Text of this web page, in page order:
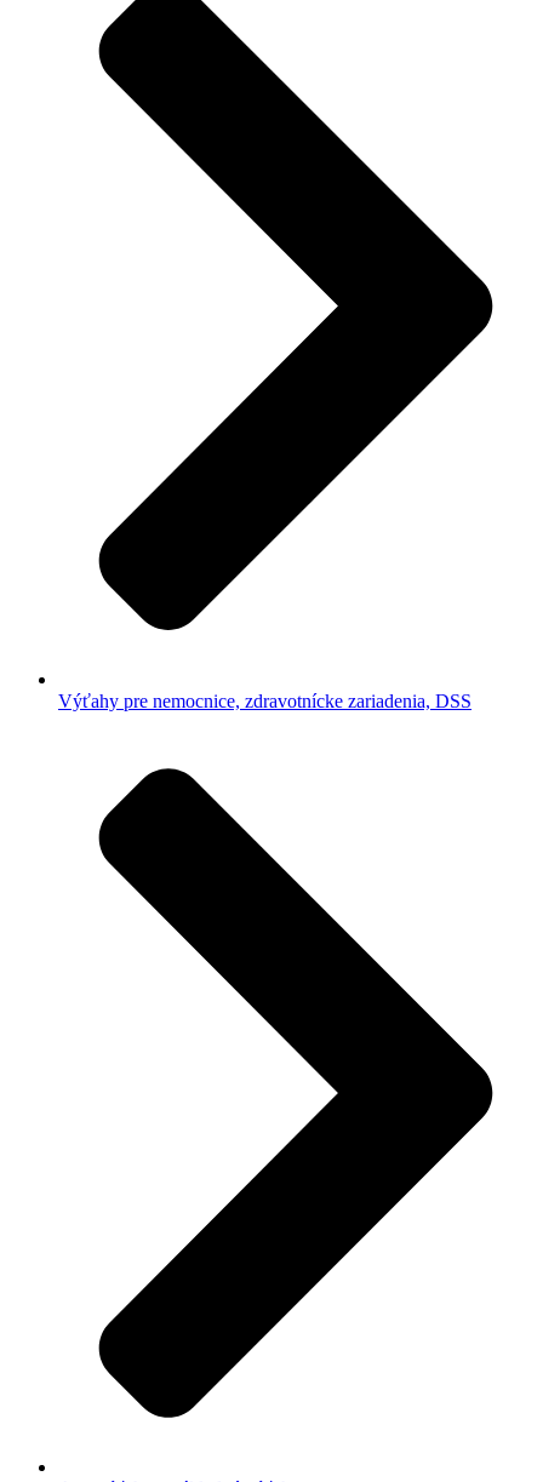
Výťahy pre nemocnice, zdravotnícke zariadenia, DSS